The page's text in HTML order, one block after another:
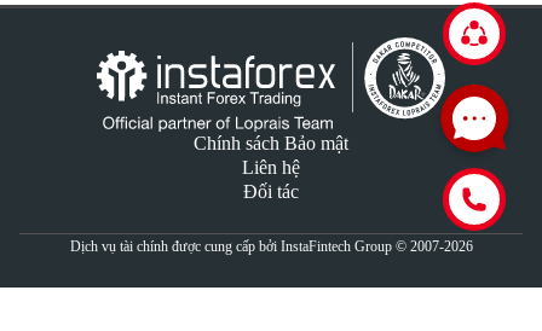
Chính sách Bảo mật
Liên hệ
Đối tác
Dịch vụ tài chính được cung cấp bởi InstaFintech Group © 2007-2026